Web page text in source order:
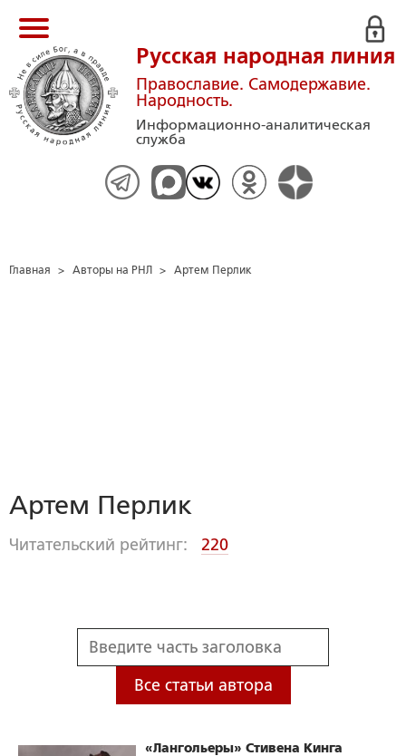
Русская народная линия
Православие. Самодержавие.
Народность.
Информационно-аналитическая
служба
Главная > Авторы на РНЛ > Артем Перлик
Артем Перлик
Читательский рейтинг: 220
Все статьи автора
«Лангольеры» Стивена Кинга